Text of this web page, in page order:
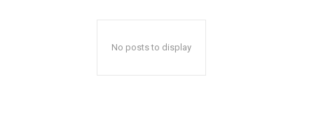
No posts to display